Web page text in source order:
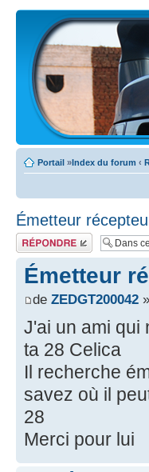
Portail »Index du forum ‹
Émetteur
Écrire un
commentaire
Émetteur
de ZEDGT200042
J'ai un ami qui
ta 28 Celica
Il recherche
savez où il
28
Merci pour lui